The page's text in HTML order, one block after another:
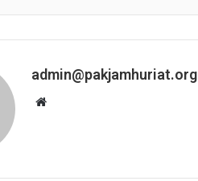
admin@pakjamhuriat.org
Website